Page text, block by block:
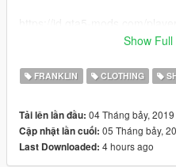
1. Open OpenIV
2. Go to mods > x64v.rpf >
3. Drag to OpenIV
*you need to use trainer like
Show
FRANKLIN CLOTHING
Tải lên lần đầu: 04 Tháng bảy, 2019
Cập nhật lần cuối: 05 Tháng bảy,
Last Downloaded: 4 hours ago